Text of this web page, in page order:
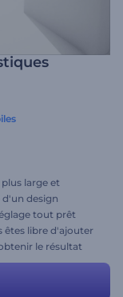
large et
design
tout prêt
êtes libre d'ajouter
le résultat